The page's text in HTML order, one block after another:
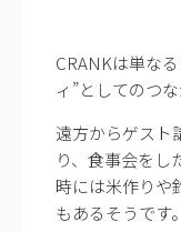
CRANKは単な
ィ”としてのつ
遠方からゲスト
り、食事会をし
時には米作りや
もあるそうです。